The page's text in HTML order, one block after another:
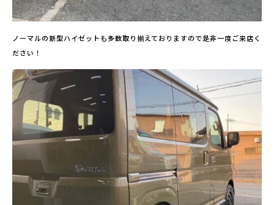
ノーマルの新型ハイゼットも多数取り揃えておりますので是非一度ご来店く
ださい！